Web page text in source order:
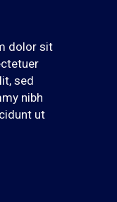
dolor sit
sed
nibh
ut